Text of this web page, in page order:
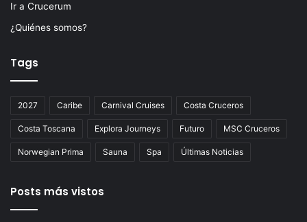
Ir a Crucerum
¿Quiénes somos?
Tags
2027 Caribe Carnival Cruises Costa Cruceros
Costa Toscana Explora Journeys Futuro MSC Cruceros
Norwegian Prima Sauna Spa Últimas Noticias
Posts más vistos